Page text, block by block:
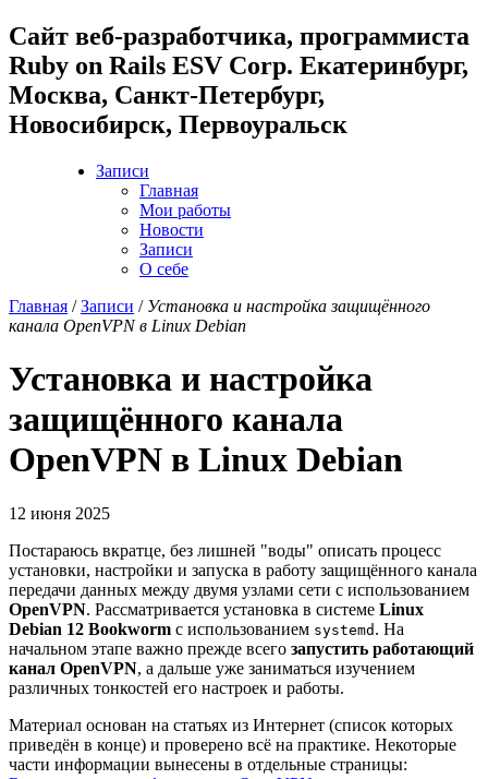
Cайт веб-разработчика, программиста
Ruby on Rails ESV Corp. Екатеринбург,
Москва, Санкт-Петербург,
Новосибирск, Первоуральск
Записи
Главная
Мои работы
Новости
Записи
О себе
Главная /Записи / Установка и настройка защищённого
канала OpenVPN в Linux Debian
Установка и настройка
защищённого канала
OpenVPN в Linux Debian
12 июня 2025
Постараюсь вкратце, без лишней "воды" описать процесс
установки, настройки и запуска в работу защищённого канала
передачи данных между двумя узлами сети с использованием
OpenVPN. Рассматривается установка в системе Linux
Debian 12 Bookworm с использованием systemd . На
начальном этапе важно прежде всего запустить работающий
канал OpenVPN, а дальше уже заниматься изучением
различных тонкостей его настроек и работы.
Материал основан на статьях из Интернет (список которых
приведён в конце) и проверено всё на практике. Некоторые
части информации вынесены в отдельные страницы: